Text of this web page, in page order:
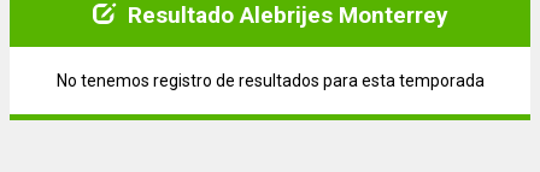
Resultado Alebrijes Monterrey
No tenemos registro de resultados para esta temporada